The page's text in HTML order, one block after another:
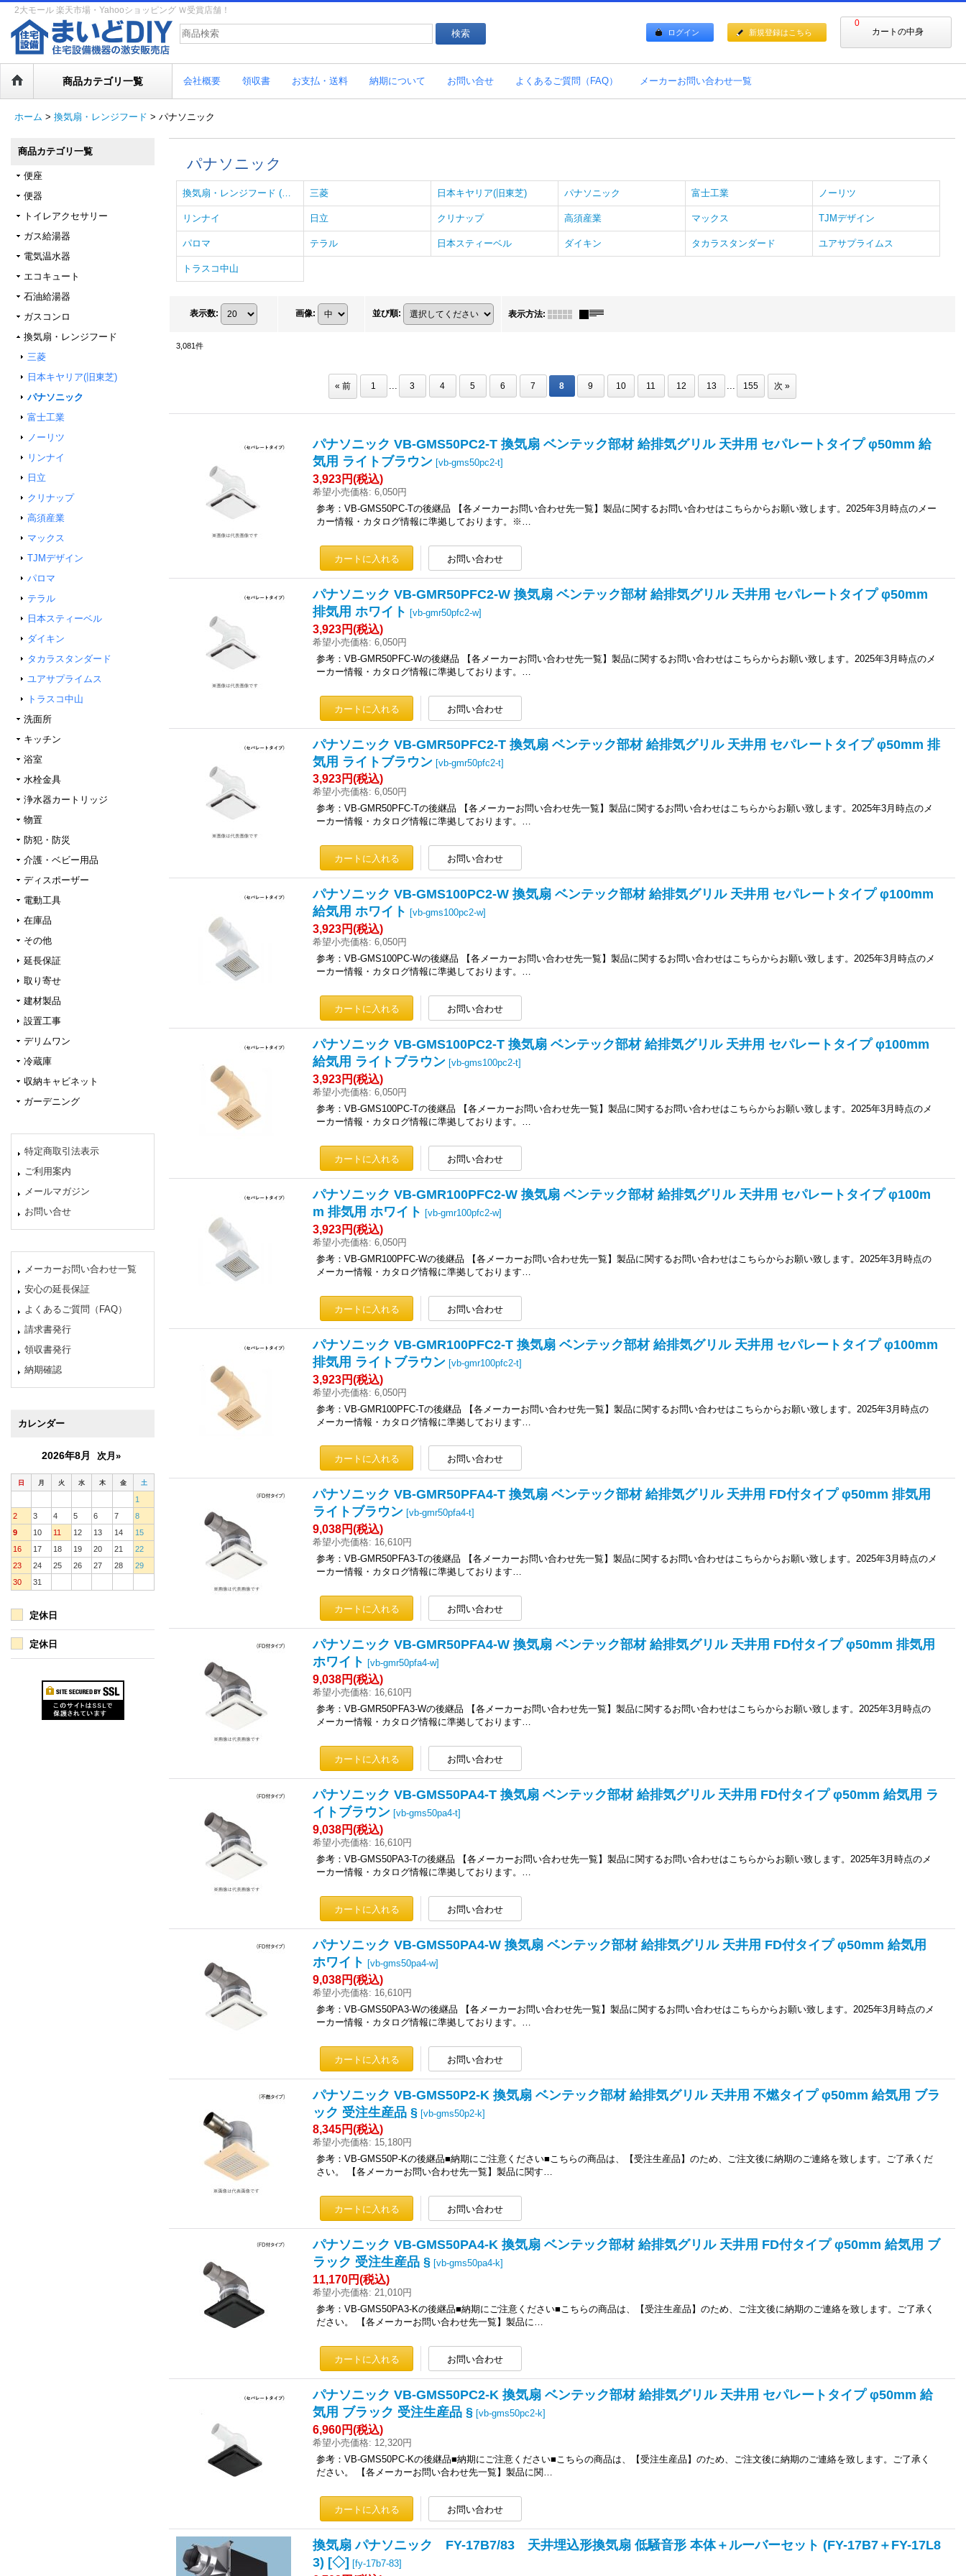
2大モール 楽天市場・Yahooショッピング Ｗ受賞店舗！
0
カートの中身
ログイン 新規登録はこちら
商品カテゴリ一覧 会社概要 領収書 お支払・送料 納期について お問い合せ よくあるご質問（FAQ） メーカーお問い合わせ一覧
ホーム > 換気扇・レンジフード > パナソニック
商品カテゴリ一覧
便座
便器
トイレアクセサリー
ガス給湯器
電気温水器
エコキュート
石油給湯器
ガスコンロ
換気扇・レンジフード
三菱
日本キヤリア(旧東芝)
パナソニック
富士工業
ノーリツ
リンナイ
日立
クリナップ
高須産業
マックス
TJMデザイン
パロマ
テラル
日本スティーベル
ダイキン
タカラスタンダード
ユアサプライムス
トラスコ中山
洗面所
キッチン
浴室
水栓金具
浄水器カートリッジ
物置
防犯・防災
介護・ベビー用品
ディスポーザー
電動工具
在庫品
その他
延長保証
取り寄せ
建材製品
設置工事
デリムワン
冷蔵庫
収納キャビネット
ガーデニング
特定商取引法表示
ご利用案内
メールマガジン
お問い合せ
メーカーお問い合わせ一覧
安心の延長保証
よくあるご質問（FAQ）
請求書発行
領収書発行
納期確認
カレンダー
2026年8月 次月»
日 月 火 水 木 金 土
1
2
3 4 5 6 7
8
9
10 11 12 13 14
15
16
17 18 19 20 21
22
23
24 25 26 27 28
29
30
31
定休日
定休日
パナソニック
換気扇・レンジフード (全商品) 三菱 日本キヤリア(旧東芝) パナソニック 富士工業 ノーリツ
リンナイ 日立 クリナップ 高須産業 マックス TJMデザイン
パロマ テラル 日本スティーベル ダイキン タカラスタンダード ユアサプライムス
トラスコ中山
表示数: 画像: 並び順: 表示方法:
3,081件
« 前 1 ... 3 4 5 6 7 8 9 10 11 12 13 ... 155 次 »
パナソニック VB-GMS50PC2-T 換気扇 ベンテック部材 給排気グリル 天井用 セパレートタイプ φ50mm 給
気用 ライトブラウン [vb-gms50pc2-t]
3,923円(税込)
希望小売価格: 6,050円
参考：VB-GMS50PC-Tの後継品 【各メーカーお問い合わせ先一覧】製品に関するお問い合わせはこちらからお願い致します。2025年3月時点のメー
カー情報・カタログ情報に準拠しております。※…
パナソニック VB-GMR50PFC2-W 換気扇 ベンテック部材 給排気グリル 天井用 セパレートタイプ φ50mm
排気用 ホワイト [vb-gmr50pfc2-w]
3,923円(税込)
希望小売価格: 6,050円
参考：VB-GMR50PFC-Wの後継品 【各メーカーお問い合わせ先一覧】製品に関するお問い合わせはこちらからお願い致します。2025年3月時点のメ
ーカー情報・カタログ情報に準拠しております。…
パナソニック VB-GMR50PFC2-T 換気扇 ベンテック部材 給排気グリル 天井用 セパレートタイプ φ50mm 排
気用 ライトブラウン [vb-gmr50pfc2-t]
3,923円(税込)
希望小売価格: 6,050円
参考：VB-GMR50PFC-Tの後継品 【各メーカーお問い合わせ先一覧】製品に関するお問い合わせはこちらからお願い致します。2025年3月時点のメ
ーカー情報・カタログ情報に準拠しております。…
パナソニック VB-GMS100PC2-W 換気扇 ベンテック部材 給排気グリル 天井用 セパレートタイプ φ100mm
給気用 ホワイト [vb-gms100pc2-w]
3,923円(税込)
希望小売価格: 6,050円
参考：VB-GMS100PC-Wの後継品 【各メーカーお問い合わせ先一覧】製品に関するお問い合わせはこちらからお願い致します。2025年3月時点のメ
ーカー情報・カタログ情報に準拠しております。…
パナソニック VB-GMS100PC2-T 換気扇 ベンテック部材 給排気グリル 天井用 セパレートタイプ φ100mm
給気用 ライトブラウン [vb-gms100pc2-t]
3,923円(税込)
希望小売価格: 6,050円
参考：VB-GMS100PC-Tの後継品 【各メーカーお問い合わせ先一覧】製品に関するお問い合わせはこちらからお願い致します。2025年3月時点のメ
ーカー情報・カタログ情報に準拠しております。…
パナソニック VB-GMR100PFC2-W 換気扇 ベンテック部材 給排気グリル 天井用 セパレートタイプ φ100m
m 排気用 ホワイト [vb-gmr100pfc2-w]
3,923円(税込)
希望小売価格: 6,050円
参考：VB-GMR100PFC-Wの後継品 【各メーカーお問い合わせ先一覧】製品に関するお問い合わせはこちらからお願い致します。2025年3月時点の
メーカー情報・カタログ情報に準拠しております…
パナソニック VB-GMR100PFC2-T 換気扇 ベンテック部材 給排気グリル 天井用 セパレートタイプ φ100mm
排気用 ライトブラウン [vb-gmr100pfc2-t]
3,923円(税込)
希望小売価格: 6,050円
参考：VB-GMR100PFC-Tの後継品 【各メーカーお問い合わせ先一覧】製品に関するお問い合わせはこちらからお願い致します。2025年3月時点の
メーカー情報・カタログ情報に準拠しております…
パナソニック VB-GMR50PFA4-T 換気扇 ベンテック部材 給排気グリル 天井用 FD付タイプ φ50mm 排気用
ライトブラウン [vb-gmr50pfa4-t]
9,038円(税込)
希望小売価格: 16,610円
参考：VB-GMR50PFA3-Tの後継品 【各メーカーお問い合わせ先一覧】製品に関するお問い合わせはこちらからお願い致します。2025年3月時点のメ
ーカー情報・カタログ情報に準拠しております…
パナソニック VB-GMR50PFA4-W 換気扇 ベンテック部材 給排気グリル 天井用 FD付タイプ φ50mm 排気用
ホワイト [vb-gmr50pfa4-w]
9,038円(税込)
希望小売価格: 16,610円
参考：VB-GMR50PFA3-Wの後継品 【各メーカーお問い合わせ先一覧】製品に関するお問い合わせはこちらからお願い致します。2025年3月時点の
メーカー情報・カタログ情報に準拠しております…
パナソニック VB-GMS50PA4-T 換気扇 ベンテック部材 給排気グリル 天井用 FD付タイプ φ50mm 給気用 ラ
イトブラウン [vb-gms50pa4-t]
9,038円(税込)
希望小売価格: 16,610円
参考：VB-GMS50PA3-Tの後継品 【各メーカーお問い合わせ先一覧】製品に関するお問い合わせはこちらからお願い致します。2025年3月時点のメ
ーカー情報・カタログ情報に準拠しております。…
パナソニック VB-GMS50PA4-W 換気扇 ベンテック部材 給排気グリル 天井用 FD付タイプ φ50mm 給気用
ホワイト [vb-gms50pa4-w]
9,038円(税込)
希望小売価格: 16,610円
参考：VB-GMS50PA3-Wの後継品 【各メーカーお問い合わせ先一覧】製品に関するお問い合わせはこちらからお願い致します。2025年3月時点のメ
ーカー情報・カタログ情報に準拠しております。…
パナソニック VB-GMS50P2-K 換気扇 ベンテック部材 給排気グリル 天井用 不燃タイプ φ50mm 給気用 ブラ
ック 受注生産品 § [vb-gms50p2-k]
8,345円(税込)
希望小売価格: 15,180円
参考：VB-GMS50P-Kの後継品■納期にご注意ください■こちらの商品は、【受注生産品】のため、ご注文後に納期のご連絡を致します。ご了承くだ
さい。 【各メーカーお問い合わせ先一覧】製品に関す…
パナソニック VB-GMS50PA4-K 換気扇 ベンテック部材 給排気グリル 天井用 FD付タイプ φ50mm 給気用 ブ
ラック 受注生産品 § [vb-gms50pa4-k]
11,170円(税込)
希望小売価格: 21,010円
参考：VB-GMS50PA3-Kの後継品■納期にご注意ください■こちらの商品は、【受注生産品】のため、ご注文後に納期のご連絡を致します。ご了承く
ださい。 【各メーカーお問い合わせ先一覧】製品に…
パナソニック VB-GMS50PC2-K 換気扇 ベンテック部材 給排気グリル 天井用 セパレートタイプ φ50mm 給
気用 ブラック 受注生産品 § [vb-gms50pc2-k]
6,960円(税込)
希望小売価格: 12,320円
参考：VB-GMS50PC-Kの後継品■納期にご注意ください■こちらの商品は、【受注生産品】のため、ご注文後に納期のご連絡を致します。ご了承く
ださい。 【各メーカーお問い合わせ先一覧】製品に関…
換気扇 パナソニック FY-17B7/83 天井埋込形換気扇 低騒音形 本体＋ルーバーセット (FY-17B7＋FY-17L8
3) [◇] [fy-17b7-83]